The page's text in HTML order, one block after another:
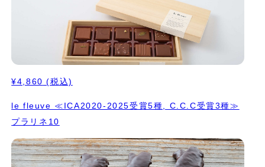
¥4,860 (税込)
le fleuve ≪ICA2020-2025受賞5種, C.C.C受賞3種≫
プラリネ10